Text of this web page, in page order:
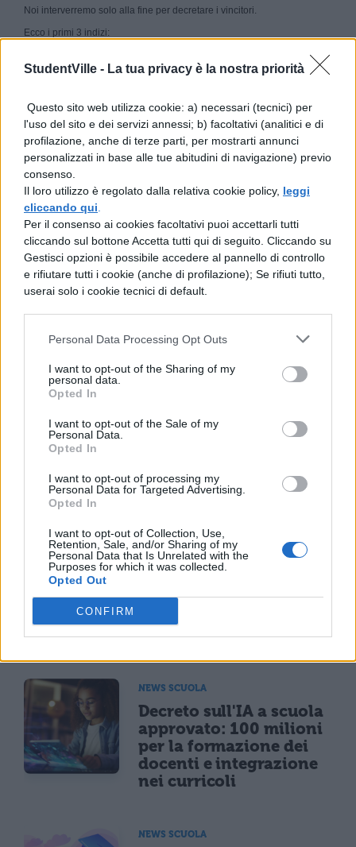
StudentVille - La tua privacy è la nostra priorità
Questo sito web utilizza cookie: a) necessari (tecnici) per
l'uso del sito e dei servizi annessi; b) facoltativi (analitici e di
profilazione, anche di terze parti, per mostrarti annunci
personalizzati in base alle tue abitudini di navigazione) previo
consenso.
Il loro utilizzo è regolato dalla relativa cookie policy, leggi
cliccando qui
Per il consenso ai cookies facoltativi puoi accettarli tutti
cliccando sul bottone Accetta tutti qui di seguito. Cliccando su
Gestisci opzioni è possibile accedere al pannello di controllo
e rifiutare tutti i cookie (anche di profilazione); Se rifiuti tutto,
userai solo i cookie tecnici di default.
Personal Data Processing Opt Outs
I want to opt-out of the Sharing of my
personal data.
Opted In
I want to opt-out of the Sale of my
Personal Data.
Opted In
I want to opt-out of processing my
Personal Data for Targeted Advertising.
Opted In
I want to opt-out of Collection, Use,
Retention, Sale, and/or Sharing of my
Personal Data that Is Unrelated with the
Purposes for which it was collected.
Opted Out
CONFIRM
Noi interverremo solo alla fine per decretare i vincitori.
Ecco i primi 3 indizi:
– può essere usato come fermaporta
– pesa quanto un koala di 6 mesi
– va in letargo a giugno
– è un oggetto talmente versatile che può essere usato per progetti di
ingegneria aeronautica
scenderanno a 2
Per partecipare, accedete alla seguente discussione sul forum:
Cosa sta preparando Studentville.it?
Indovina e vinci!
TI POTREBBE INTERESSARE
Carta docente 2026,
blocco del 31 agosto:
residuo prima della
scadenza
NEWS SCUOLA
Personale ATA, sblocco
economiche e arretrati:
6 agosto
NEWS SCUOLA
Decreto sull'IA a scuola
approvato: 100 milioni
per la formazione dei
docenti e integrazione
nei curricoli
NEWS SCUOLA